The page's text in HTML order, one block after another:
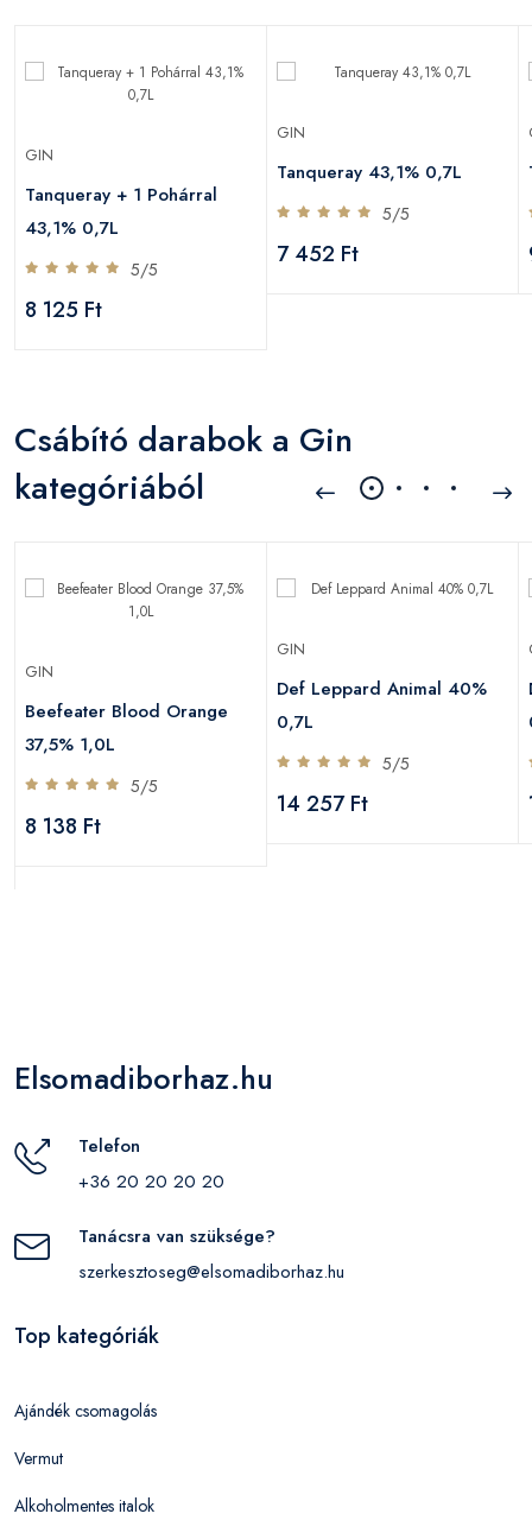
GIN
Tanqueray + 1 Pohárral
43,1% 0,7L
5/5
8 125 Ft
GIN
Tanqueray 43,1% 0,7L
5/5
7 452 Ft
Csábító darabok a Gin
kategóriából
GIN
Beefeater Blood Orange
37,5% 1,0L
5/5
8 138 Ft
GIN
Def Leppard Animal 40%
0,7L
5/5
14 257 Ft
Elsomadiborhaz.hu
Telefon
+36 20 20 20 20
Tanácsra van szüksége?
szerkesztoseg@elsomadiborhaz.hu
Top kategóriák
Ajándék csomagolás
Vermut
Alkoholmentes italok